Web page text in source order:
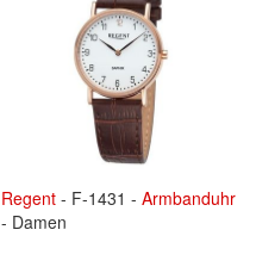
Regent - F-1431 - Armbanduhr
- Damen